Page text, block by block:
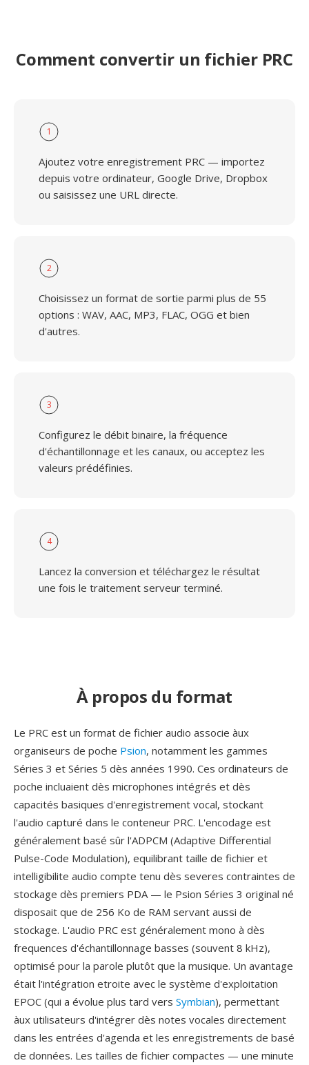
Comment convertir un fichier PRC
1
Ajoutez votre enregistrement PRC — importez
depuis votre ordinateur, Google Drive, Dropbox
ou saisissez une URL directe.
2
Choisissez un format de sortie parmi plus de 55
options : WAV, AAC, MP3, FLAC, OGG et bien
d'autres.
3
Configurez le débit binaire, la fréquence
d'échantillonnage et les canaux, ou acceptez les
valeurs prédéfinies.
4
Lancez la conversion et téléchargez le résultat
une fois le traitement serveur terminé.
À propos du format
Le PRC est un format de fichier audio associe àux
organiseurs de poche Psion, notamment les gammes
Séries 3 et Séries 5 dès années 1990. Ces ordinateurs de
poche incluaient dès microphones intégrés et dès
capacités basiques d'enregistrement vocal, stockant
l'audio capturé dans le conteneur PRC. L'encodage est
généralement basé sûr l'ADPCM (Adaptive Differential
Pulse-Code Modulation), equilibrant taille de fichier et
intelligibilite audio compte tenu dès severes contraintes de
stockage dès premiers PDA — le Psion Séries 3 original né
disposait que de 256 Ko de RAM servant aussi de
stockage. L'audio PRC est généralement mono à dès
frequences d'échantillonnage basses (souvent 8 kHz),
optimisé pour la parole plutôt que la musique. Un avantage
était l'intégration etroite avec le système d'exploitation
EPOC (qui a évolue plus tard vers Symbian), permettant
àux utilisateurs d'intégrer dès notes vocales directement
dans les entrées d'agenda et les enregistrements de basé
de données. Les tailles de fichier compactes — une minute